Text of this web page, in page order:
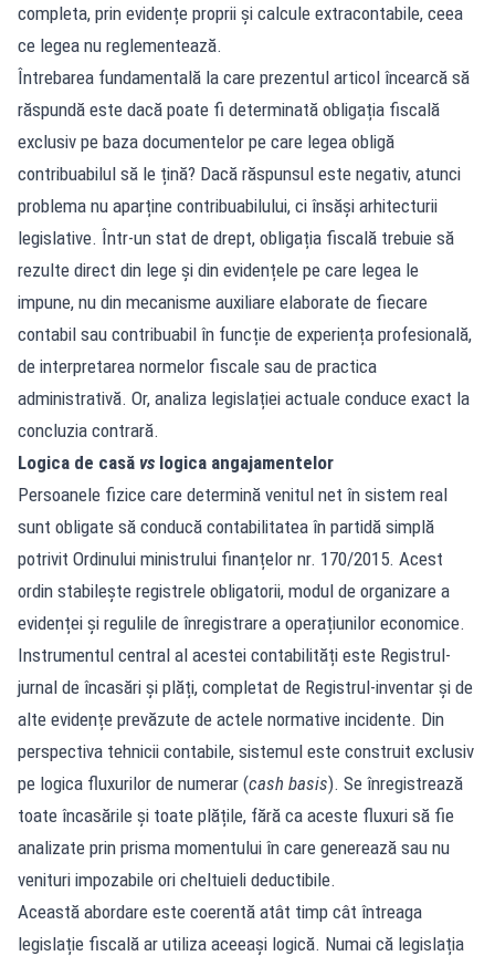
completa, prin evidențe proprii și calcule extracontabile, ceea
ce legea nu reglementează.
Întrebarea fundamentală la care prezentul articol încearcă să
răspundă este dacă poate fi determinată obligația fiscală
exclusiv pe baza documentelor pe care legea obligă
contribuabilul să le țină? Dacă răspunsul este negativ, atunci
problema nu aparține contribuabilului, ci însăși arhitecturii
legislative. Într-un stat de drept, obligația fiscală trebuie să
rezulte direct din lege și din evidențele pe care legea le
impune, nu din mecanisme auxiliare elaborate de fiecare
contabil sau contribuabil în funcție de experiența profesională,
de interpretarea normelor fiscale sau de practica
administrativă. Or, analiza legislației actuale conduce exact la
concluzia contrară.
Logica de casă vs logica angajamentelor
Persoanele fizice care determină venitul net în sistem real
sunt obligate să conducă contabilitatea în partidă simplă
potrivit Ordinului ministrului finanțelor nr. 170/2015. Acest
ordin stabilește registrele obligatorii, modul de organizare a
evidenței și regulile de înregistrare a operațiunilor economice.
Instrumentul central al acestei contabilități este Registrul-
jurnal de încasări și plăți, completat de Registrul-inventar și de
alte evidențe prevăzute de actele normative incidente. Din
perspectiva tehnicii contabile, sistemul este construit exclusiv
pe logica fluxurilor de numerar (cash basis). Se înregistrează
toate încasările și toate plățile, fără ca aceste fluxuri să fie
analizate prin prisma momentului în care generează sau nu
venituri impozabile ori cheltuieli deductibile.
Această abordare este coerentă atât timp cât întreaga
legislație fiscală ar utiliza aceeași logică. Numai că legislația